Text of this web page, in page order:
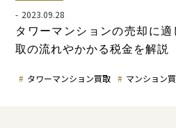
2023.09.28
タワーマンションの売却に
取の流れやかかる税金を解説
タワーマンション買取 マンション